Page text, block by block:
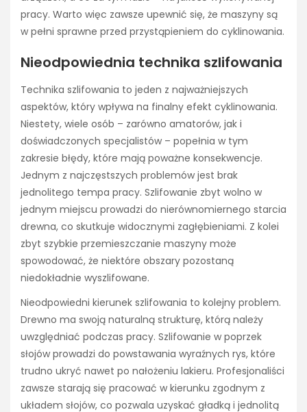
pracy. Warto więc zawsze upewnić się, że maszyny są
w pełni sprawne przed przystąpieniem do cyklinowania.
Nieodpowiednia technika szlifowania
Technika szlifowania to jeden z najważniejszych
aspektów, który wpływa na finalny efekt cyklinowania.
Niestety, wiele osób – zarówno amatorów, jak i
doświadczonych specjalistów – popełnia w tym
zakresie błędy, które mają poważne konsekwencje.
Jednym z najczęstszych problemów jest brak
jednolitego tempa pracy. Szlifowanie zbyt wolno w
jednym miejscu prowadzi do nierównomiernego starcia
drewna, co skutkuje widocznymi zagłębieniami. Z kolei
zbyt szybkie przemieszczanie maszyny może
spowodować, że niektóre obszary pozostaną
niedokładnie wyszlifowane.
Nieodpowiedni kierunek szlifowania to kolejny problem.
Drewno ma swoją naturalną strukturę, którą należy
uwzględniać podczas pracy. Szlifowanie w poprzek
słojów prowadzi do powstawania wyraźnych rys, które
trudno ukryć nawet po nałożeniu lakieru. Profesjonaliści
zawsze starają się pracować w kierunku zgodnym z
układem słojów, co pozwala uzyskać gładką i jednolitą